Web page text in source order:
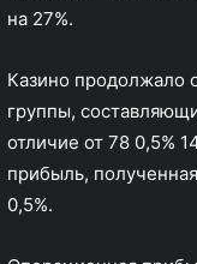
на 27%.
Казино продолжало
группы,
отличие от 78 0,5%
прибыль,
0,5%.